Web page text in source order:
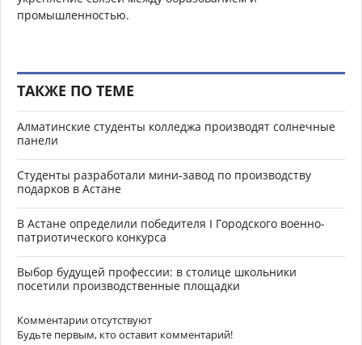
промышленностью.
ТАКЖЕ ПО ТЕМЕ
Алматинские студенты колледжа производят солнечные
панели
Студенты разработали мини-завод по производству
подарков в Астане
В Астане определили победителя I Городского военно-
патриотического конкурса
Выбор будущей профессии: в столице школьники
посетили производственные площадки
Комментарии отсутствуют
Будьте первым, кто оставит комментарий!